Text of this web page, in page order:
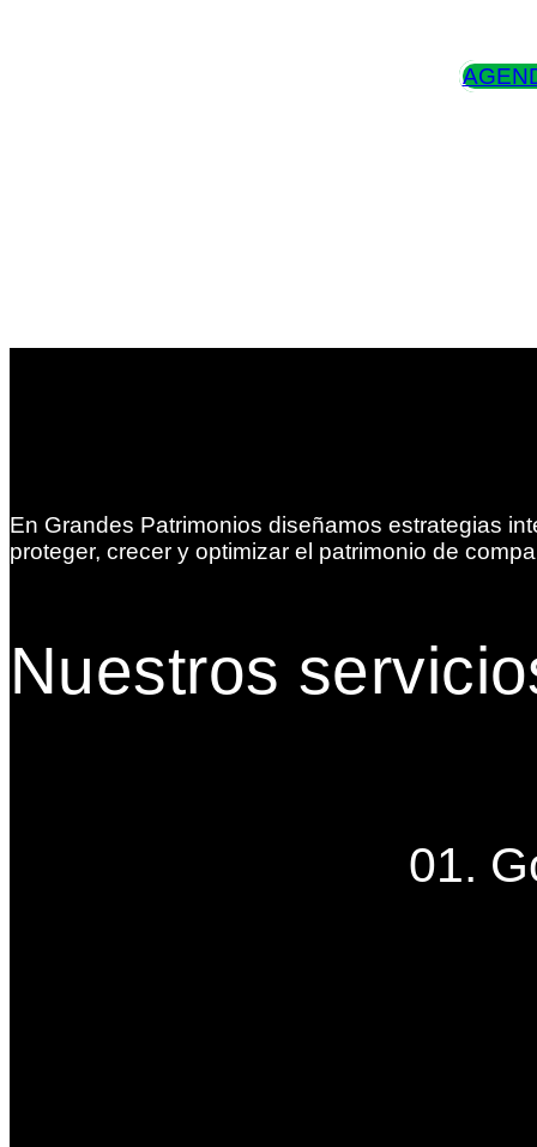
En Grandes Patrimonios diseñamos estrategias
proteger, crecer y optimizar el patrimonio de
Nuestros
01.